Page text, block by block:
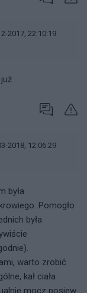
2017, 22:10:19
2018, 12:06:29
była
Pomogło
była
warto zrobić
kał ciała
mocz posiew.